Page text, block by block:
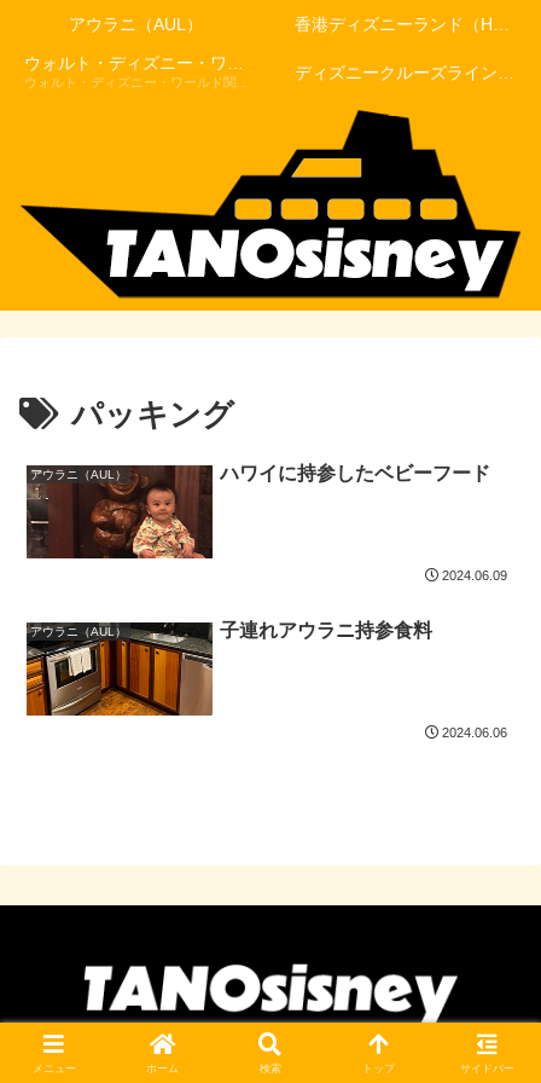
アウラニ（AUL）
ウォルト・ディズニー・ワールド関連記事
パッキング
アウラニ（AUL） ハワイに持参したベビーフード
2024.06.09
アウラニ（AUL） 子連れアウラニ持参食料
2024.06.06
© 2024 TANOsisney.
メニュー ホーム 検索 トップ サイドバー